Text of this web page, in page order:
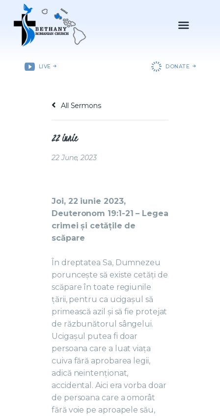
LIVE DONATE
ACASǍ
RESURSE
CONTACT
All Sermons
22 iunie
22 June, 2023
Joi, 22 iunie 2023,
Deuteronom 19:1-21 – Legea
crimei și cetățile de
scăpare
În dreptatea Sa, Dumnezeu
poruncește să existe cetăți de
scăpare în toate regiunile
țării, pentru ca ucigașul să
primească azil și să fie protejat
de răzbunătorul sângelui.
Ucigașul putea fi doar
persoana care a luat viața
cuiva fără aprobarea legii,
adică neintenționat,
accidental. Aici era vorba doar
de persoana care a omorât
fără voie pe aproapele său,